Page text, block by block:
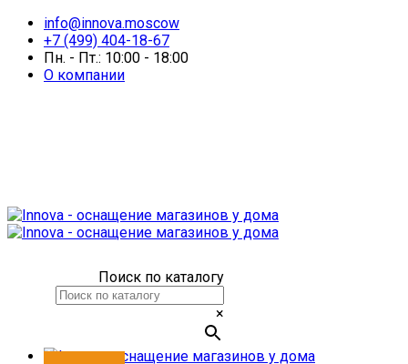
info@innova.moscow
+7 (499) 404-18-67
Пн. - Пт.: 10:00 - 18:00
О компании
Поиск по каталогу
×